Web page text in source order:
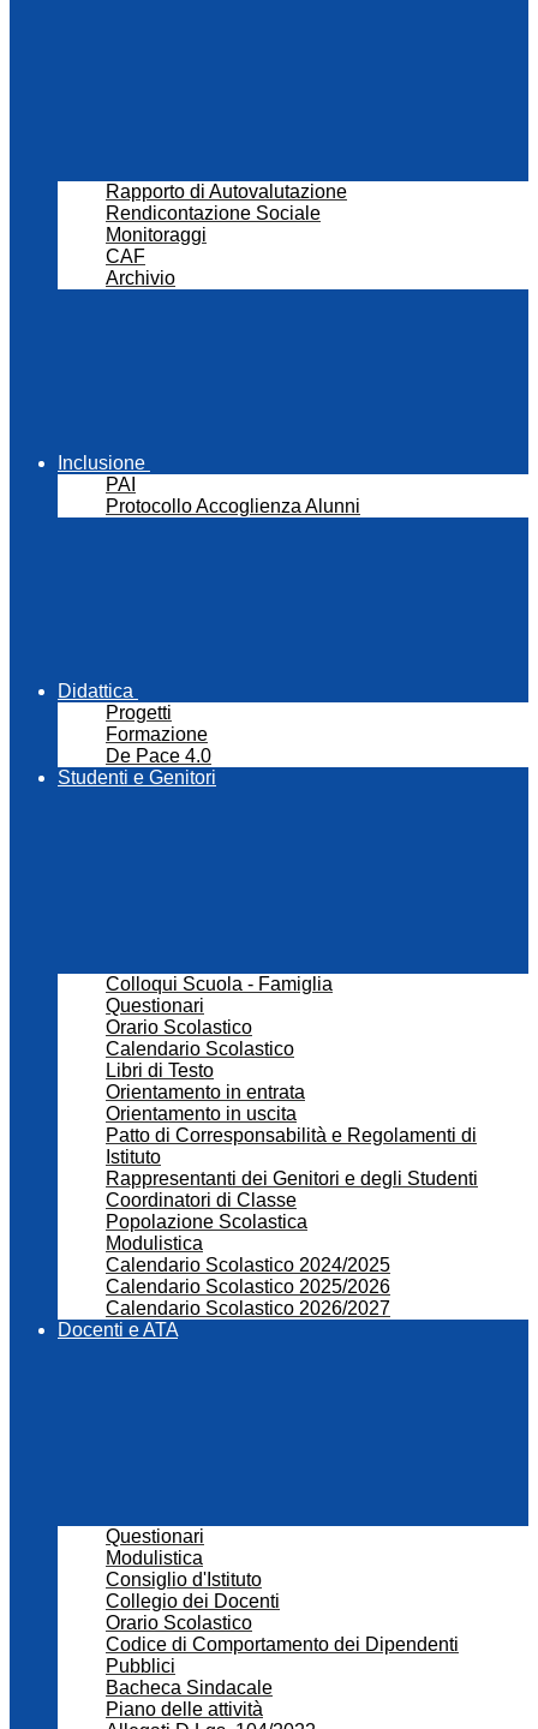
Rapporto di Autovalutazione
Rendicontazione Sociale
Monitoraggi
CAF
Archivio
Inclusione
PAI
Protocollo Accoglienza Alunni
Didattica
Progetti
Formazione
De Pace 4.0
Studenti e Genitori
Colloqui Scuola - Famiglia
Questionari
Orario Scolastico
Calendario Scolastico
Libri di Testo
Orientamento in entrata
Orientamento in uscita
Patto di Corresponsabilità e Regolamenti di
Istituto
Rappresentanti dei Genitori e degli Studenti
Coordinatori di Classe
Popolazione Scolastica
Modulistica
Calendario Scolastico 2024/2025
Calendario Scolastico 2025/2026
Calendario Scolastico 2026/2027
Docenti e ATA
Questionari
Modulistica
Consiglio d'Istituto
Collegio dei Docenti
Orario Scolastico
Codice di Comportamento dei Dipendenti
Pubblici
Bacheca Sindacale
Piano delle attività